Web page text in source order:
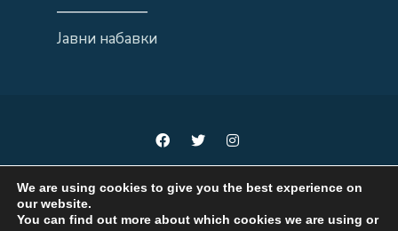
——————
Јавни набавки
Мисли локално, делувај регионално, развивај национално
We are using cookies to give you the best experience on
our website.
You can find out more about which cookies we are using or